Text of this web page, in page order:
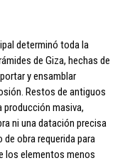
determinó toda la
de Giza, hechas de
y ensamblar
Restos de antiguos
producción masiva,
ni una datación precisa
obra requerida para
los elementos menos